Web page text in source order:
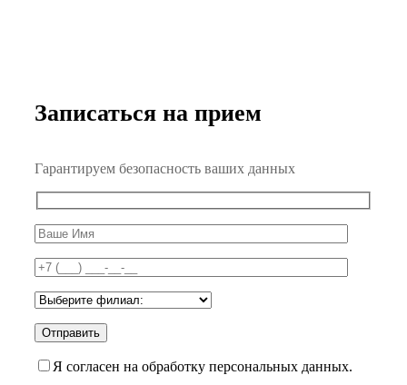
Записаться на прием
Гарантируем безопасность ваших данных
Я согласен на обработку персональных данных.